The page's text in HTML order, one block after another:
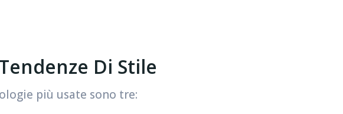
Di Stile
più usate sono tre: